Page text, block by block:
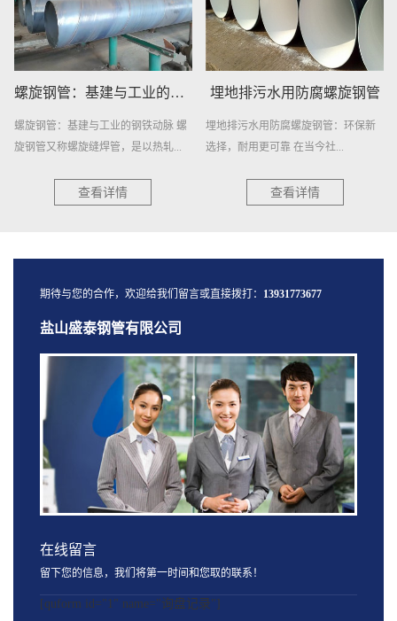
螺旋钢管：基建与工业的钢铁动脉
螺旋钢管：基建与工业的钢铁动脉 螺
旋钢管又称螺旋缝焊管，是以热轧...
查看详情
埋地排污水用防腐螺旋钢管
埋地排污水用防腐螺旋钢管：环保新
选择，耐用更可靠 在当今社...
查看详情
期待与您的合作，欢迎给我们留言或直接拨打： 13931773677
盐山盛泰钢管有限公司
在线留言
留下您的信息，我们将第一时间和您取的联系！
[quform id="1" name="询盘记录"]